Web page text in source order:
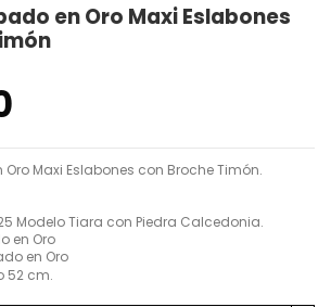
en Oro Maxi Eslabones
Maxi Eslabones con Broche Timón.
Modelo Tiara con Piedra Calcedonia.
en Oro
en Oro
52 cm.